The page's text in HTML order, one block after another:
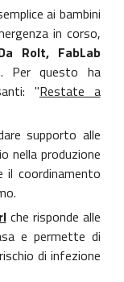
ai bambini
in corso,
Rolt, FabLab
. Per questo ha
"Restate a
supporto alle
nella produzione
il coordinamento
che risponde alle
e permette di
di infezione